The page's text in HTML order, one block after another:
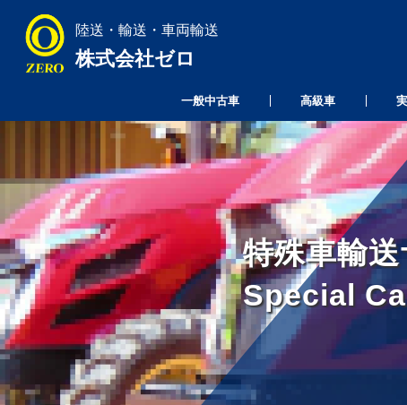
陸送・輸送・車両輸送
株式会社ゼロ
一般中古車 高級車
特殊車輸
Special